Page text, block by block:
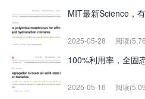
MIT最新Science，
2025-05-28 阅读
100%利用率，全固
2025-05-16 阅读